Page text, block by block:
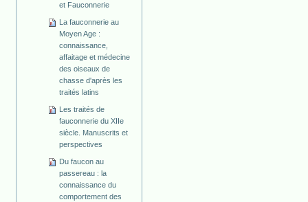
et Fauconnerie
La fauconnerie au
Moyen Age :
connaissance,
affaitage et médecine
des oiseaux de
chasse d'après les
traités latins
Les traités de
fauconnerie du XIIe
siècle. Manuscrits et
perspectives
Du faucon au
passereau : la
connaissance du
comportement des